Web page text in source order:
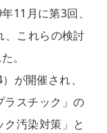
11月に第3回、
これらの検討
。
が開催され、
ラスチック」の
汚染対策」と